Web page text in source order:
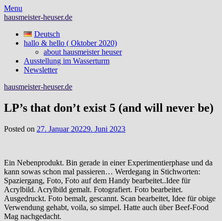
Skip
to
Menu
hausmeister-heuser.de
Deutsch
hallo & hello ( Oktober 2020)
about hausmeister heuser
Ausstellung im Wasserturm
Newsletter
hausmeister-heuser.de
LP’s that don’t exist 5 (and will never be)
Posted on 27. Januar 20229. Juni 2023
Ein Nebenprodukt. Bin gerade in einer Experimentierphase und da
kann sowas schon mal passieren… Werdegang in Stichworten:
Spaziergang, Foto, Foto auf dem Handy bearbeitet..Idee für
Acrylbild. Acrylbild gemalt. Fotografiert. Foto bearbeitet.
Ausgedruckt. Foto bemalt, gescannt. Scan bearbeitet, Idee für obige
Verwendung gehabt, voila, so simpel. Hatte auch über Beef-Food
Mag nachgedacht.